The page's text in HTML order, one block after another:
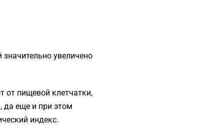
увеличено
от пищевой клетчатки,
да еще и при этом
индекс.